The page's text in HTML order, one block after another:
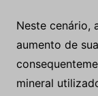
Neste cenário,
aumento de
mineral